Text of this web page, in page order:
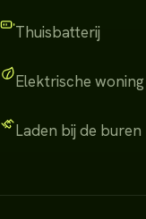
Thuisbatterij
Elektrische woning
Laden bij de buren